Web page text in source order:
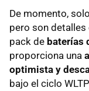
De momento,
pero son detalles
pack de baterías
proporciona una
optimista y
bajo el ciclo